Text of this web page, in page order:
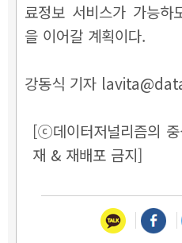
료정보 서비스가 가능
을 이어갈 계획이다.
강동식 기자
[ⓒ데이터저널리즘의
재 & 재배포 금지]